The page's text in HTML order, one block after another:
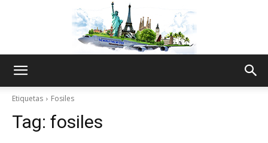
Etiquetas Fosiles
Tag: fosiles